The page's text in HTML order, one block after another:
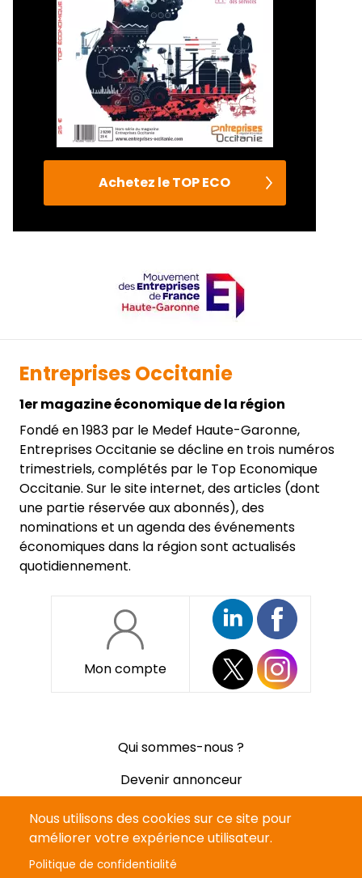
Nous utilisons des cookies sur ce site pour
améliorer votre expérience utilisateur.
Politique de confidentialité
Achetez le TOP ECO
Entreprises Occitanie
1er magazine économique de la région
Fondé en 1983 par le Medef Haute-Garonne,
Entreprises Occitanie se décline en trois numéros
trimestriels, complétés par le Top Economique
Occitanie. Sur le site internet, des articles (dont
une partie réservée aux abonnés), des
nominations et un agenda des événements
économiques dans la région sont actualisés
quotidiennement.
Mon compte
Qui sommes-nous ?
Devenir annonceur
Mentions légales
Politique de confidentialité